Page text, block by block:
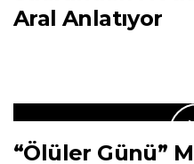
Aral Anlatıyor
“Ölüler Günü”